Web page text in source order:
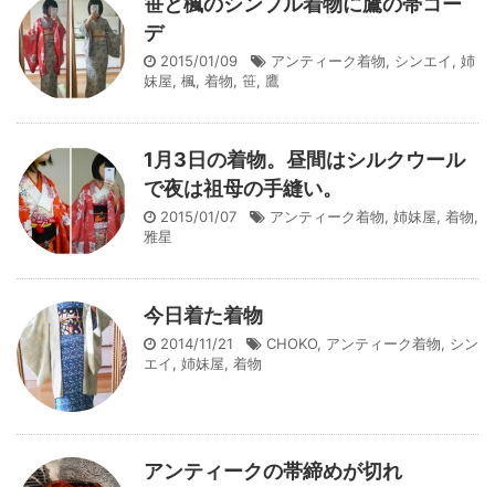
デ
2015/01/09 アンティーク着物, シンエイ, 姉
妹屋, 楓, 着物, 笹, 鷹
1月3日の着物。昼間はシルクウール
で夜は祖母の手縫い。
2015/01/07 アンティーク着物, 姉妹屋, 着物,
雅星
今日着た着物
2014/11/21 CHOKO, アンティーク着物, シン
エイ, 姉妹屋, 着物
アンティークの帯締めが切れ